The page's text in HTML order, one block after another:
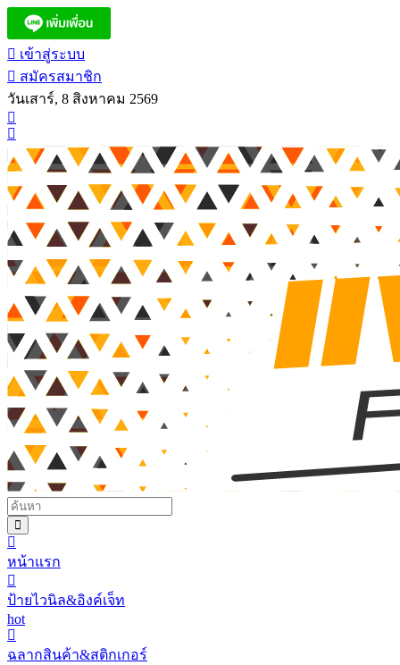
เข้าสู่ระบบ
สมัครสมาชิก
วันเสาร์, 8 สิงหาคม 2569
หน้าแรก
ป้ายไวนิล&อิงค์เจ็ท
hot
ฉลากสินค้า&สติกเกอร์